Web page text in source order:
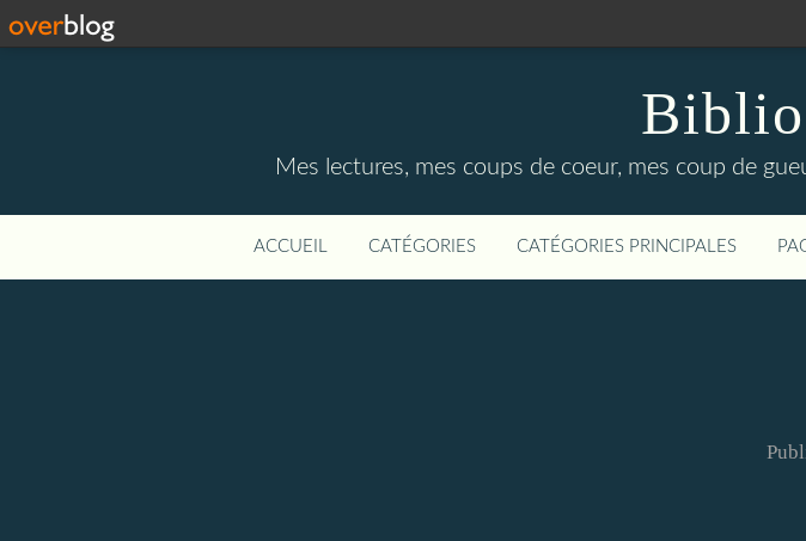
Mes lectures, mes coups de coeur, mes coup de
ACCUEIL CATÉGORIES CATÉGORIES PRINCIPALES